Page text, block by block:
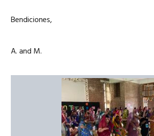
Bendiciones,
A. and M.